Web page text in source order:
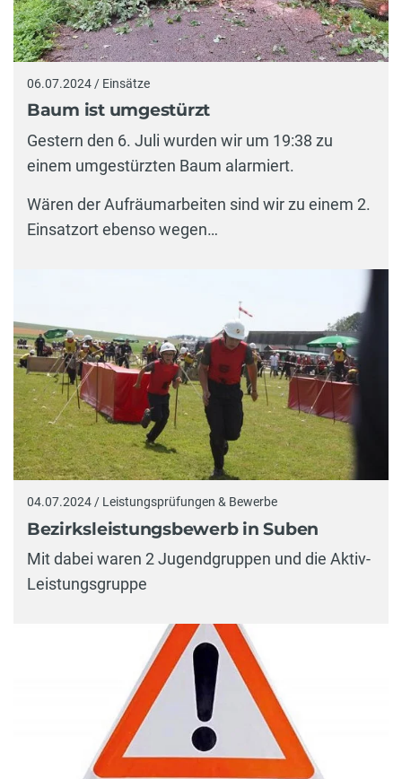
06.07.2024 / Einsätze
Baum ist umgestürzt
Gestern den 6. Juli wurden wir um 19:38 zu
einem umgestürzten Baum alarmiert.
Wären der Aufräumarbeiten sind wir zu einem 2.
Einsatzort ebenso wegen…
04.07.2024 / Leistungsprüfungen & Bewerbe
Bezirksleistungsbewerb in Suben
Mit dabei waren 2 Jugendgruppen und die Aktiv-
Leistungsgruppe